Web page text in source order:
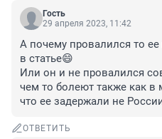
Гость
29 апреля 2023, 11:42
А почему провалился то
в статье😄
Или он и не провалился
чем то болеют также как в
что ее задержали не
ОТВЕТИТЬ